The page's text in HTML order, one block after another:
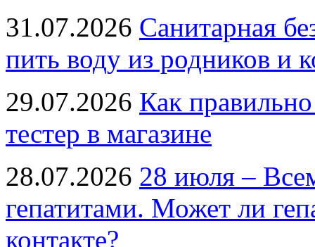
31.07.2026 Санитарная
пить воду из родников и
29.07.2026 Как
тестер в магазине
28.07.2026 28 июля –
гепатитами. Может ли
контакте?